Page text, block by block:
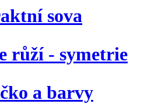
sova
růží - symetrie
a barvy